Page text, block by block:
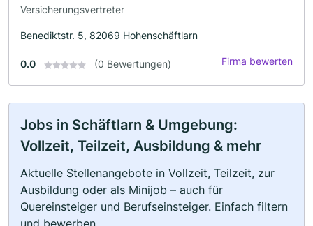
Versicherungsvertreter
Benediktstr. 5, 82069 Hohenschäftlarn
0.0 (0 Bewertungen) Firma bewerten
Jobs in Schäftlarn & Umgebung:
Vollzeit, Teilzeit, Ausbildung & mehr
Aktuelle Stellenangebote in Vollzeit, Teilzeit, zur
Ausbildung oder als Minijob – auch für
Quereinsteiger und Berufseinsteiger. Einfach filtern
und bewerben.